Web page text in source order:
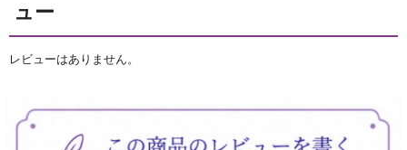
ュー
レビューはありません。